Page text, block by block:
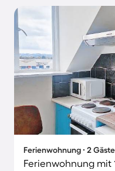
Ferienwohnung ∙ 2